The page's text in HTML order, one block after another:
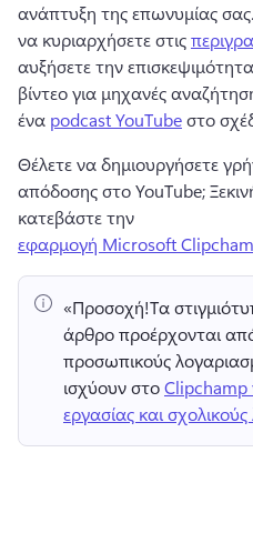
ανάπτυξη της επωνυμίας σας.
να κυριαρχήσετε στις
αυξήσετε την
βίντεο για μηχανές
ένα podcast YouTube στο
Θέλετε να δημιουργήσετε
απόδοσης στο YouTube;
κατεβάστε την
εφαρμογή Microsoft
«Προσοχή!Τα
άρθρο προέρχονται
προσωπικούς
ισχύουν στο Clipchamp
εργασίας και